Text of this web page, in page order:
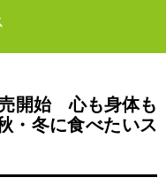
売開始 心も身体も
・冬に食べたいス